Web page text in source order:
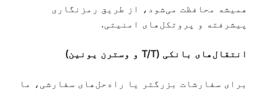
همیشه محافظت می‌شود، از طریق رمزنگاری
پیشرفته و پروتکل‌های امنیتی.
انتقال‌های بانکی (T/T و وسترن یونین)
برای سفارشات بزرگتر یا راه‌حل‌های سفارشی، ما